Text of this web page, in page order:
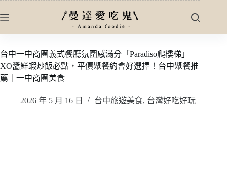
至
內
容
台中一中商圈義式餐廳氛圍感滿分「Paradiso爬樓梯」
XO醬鮮蝦炒飯必點，平價聚餐約會好選擇！台中聚餐推
薦｜一中商圈美食
2026 年 5 月 16 日 台中旅遊美食, 台灣好吃好玩